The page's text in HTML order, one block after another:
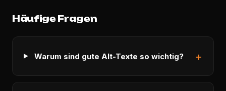
Häufige Fragen
Warum sind gute Alt-Texte so wichtig?